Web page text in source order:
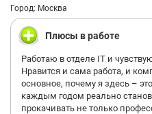
Город: Москва
Плюсы в работе
Работаю в отделе IT и
Нравится и сама работа, и
основное, почему я здесь –
каждым годом реально
прокачивать не только